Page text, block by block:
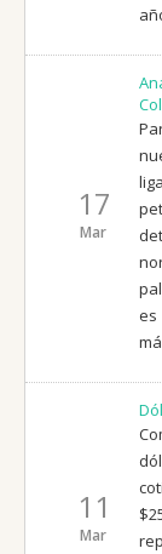
17
Mar
es
11
Mar